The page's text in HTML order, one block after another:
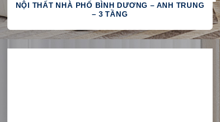
NỘI THẤT NHÀ PHỐ BÌNH DƯƠNG – ANH TRUNG
– 3 TẦNG